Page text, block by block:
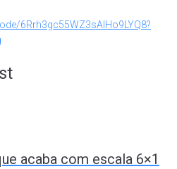
6Rrh3gc55WZ3sAlHo9LYQ8?
acaba com escala 6×1